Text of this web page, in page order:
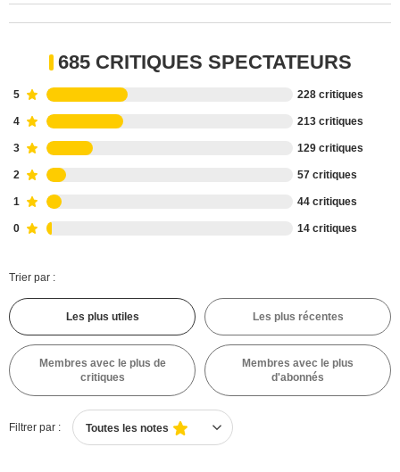
685 CRITIQUES SPECTATEURS
5 228 critiques
4 213 critiques
3 129 critiques
2 57 critiques
1 44 critiques
0 14 critiques
Trier par :
Les plus utiles Les plus récentes
Membres avec le plus de
critiques
Membres avec le plus
d'abonnés
Filtrer par : Toutes les notes